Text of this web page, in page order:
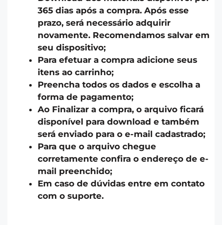
365 dias após a compra. Após esse
prazo, será necessário adquirir
novamente. Recomendamos salvar em
seu dispositivo;
Para efetuar a compra adicione seus
itens ao carrinho;
Preencha todos os dados e escolha a
forma de pagamento;
Ao Finalizar a compra, o arquivo ficará
disponível para download e também
será enviado para o e-mail cadastrado;
Para que o arquivo chegue
corretamente confira o endereço de e-
mail preenchido;
Em caso de dúvidas entre em contato
com o suporte.